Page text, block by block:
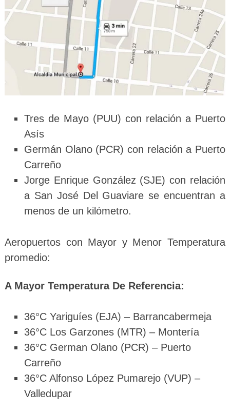
Tres de Mayo (PUU) con relación a Puerto
Asís
Germán Olano (PCR) con relación a Puerto
Carreño
Jorge Enrique González (SJE) con relación
a San José Del Guaviare se encuentran a
menos de un kilómetro.
Aeropuertos con Mayor y Menor Temperatura
promedio:
A Mayor Temperatura De Referencia:
36°C Yariguíes (EJA) – Barrancabermeja
36°C Los Garzones (MTR) – Montería
36°C German Olano (PCR) – Puerto
Carreño
36°C Alfonso López Pumarejo (VUP) –
Valledupar